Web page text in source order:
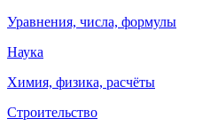
Уравнения, числа, формулы
Наука
Химия, физика, расчёты
Строительство